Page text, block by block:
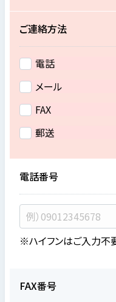
ご連絡方法
電話
メール
FAX
郵送
電話番号
※ハイフンはご入力不
FAX番号